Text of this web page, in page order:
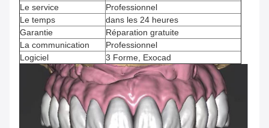
Le service
Professionnel
Le temps
dans les 24 heures
Garantie
Réparation gratuite
La communication
Professionnel
Logiciel
3 Forme, Exocad